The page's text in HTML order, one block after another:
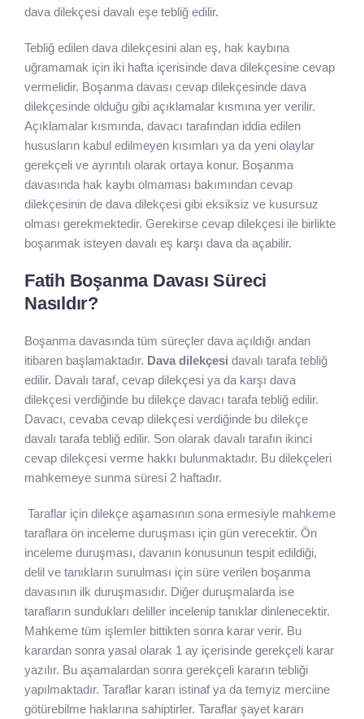
dava dilekçesi davalı eşe tebliğ edilir.
Tebliğ edilen dava dilekçesini alan eş, hak kaybına
uğramamak için iki hafta içerisinde dava dilekçesine cevap
vermelidir. Boşanma davası cevap dilekçesinde dava
dilekçesinde olduğu gibi açıklamalar kısmına yer verilir.
Açıklamalar kısmında, davacı tarafından iddia edilen
hususların kabul edilmeyen kısımları ya da yeni olaylar
gerekçeli ve ayrıntılı olarak ortaya konur. Boşanma
davasında hak kaybı olmaması bakımından cevap
dilekçesinin de dava dilekçesi gibi eksiksiz ve kusursuz
olması gerekmektedir. Gerekirse cevap dilekçesi ile birlikte
boşanmak isteyen davalı eş karşı dava da açabilir.
Fatih Boşanma Davası Süreci
Nasıldır?
Boşanma davasında tüm süreçler dava açıldığı andan
itibaren başlamaktadır. Dava dilekçesi davalı tarafa tebliğ
edilir. Davalı taraf, cevap dilekçesi ya da karşı dava
dilekçesi verdiğinde bu dilekçe davacı tarafa tebliğ edilir.
Davacı, cevaba cevap dilekçesi verdiğinde bu dilekçe
davalı tarafa tebliğ edilir. Son olarak davalı tarafın ikinci
cevap dilekçesi verme hakkı bulunmaktadır. Bu dilekçeleri
mahkemeye sunma süresi 2 haftadır.
Taraflar için dilekçe aşamasının sona ermesiyle mahkeme
taraflara ön inceleme duruşması için gün verecektir. Ön
inceleme duruşması, davanın konusunun tespit edildiği,
delil ve tanıkların sunulması için süre verilen boşanma
davasının ilk duruşmasıdır. Diğer duruşmalarda ise
tarafların sundukları deliller incelenip tanıklar dinlenecektir.
Mahkeme tüm işlemler bittikten sonra karar verir. Bu
karardan sonra yasal olarak 1 ay içerisinde gerekçeli karar
yazılır. Bu aşamalardan sonra gerekçeli kararın tebliği
yapılmaktadır. Taraflar kararı istinaf ya da temyiz merciine
götürebilme haklarına sahiptirler. Taraflar şayet kararı